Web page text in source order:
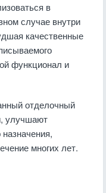
в
случае внутри
качественные
функционал и
отделочный
улучшают
многих лет.